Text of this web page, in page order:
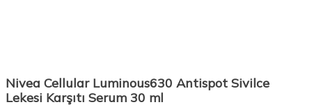
Nivea Cellular Luminous630 Antispot Sivilce
Lekesi Karşıtı Serum 30 ml